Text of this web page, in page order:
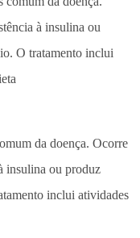
da doença. Ocorre
insulina ou produz
inclui atividades